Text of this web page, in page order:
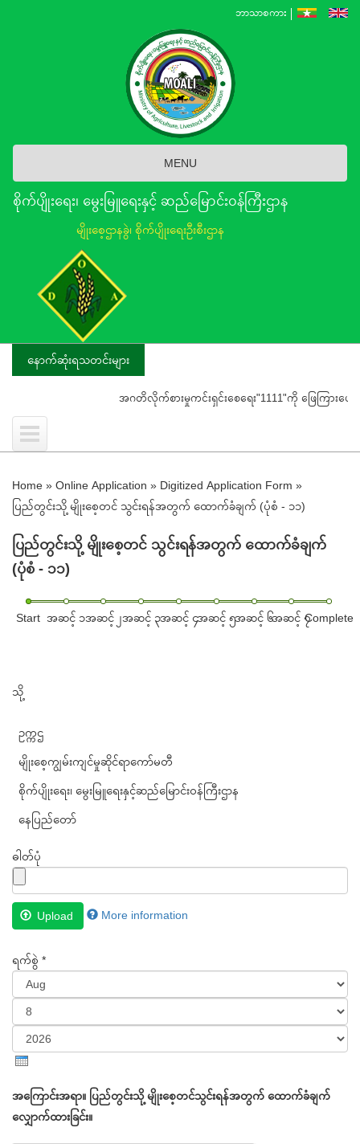
ဘာသာစကား
MENU
စိုက်ပျိုးရေး၊ မွေးမြူရေးနှင့် ဆည်မြောင်း၀န်ကြီးဌာန
မျိုးစေ့ဌာနခွဲ၊ စိုက်ပျိုးရေးဦးစီးဌာန
နောက်ဆုံးရသတင်းများ
အဂတိလိုက်စားမှုကင်းရှင်းစေရေး"1111"ကို ဖြေကြားပေးရန် ပ
Home » Online Application » Digitized Application Form »
ပြည်တွင်းသို့ မျိုးစေ့တင် သွင်းရန်အတွက် ထောက်ခံချက် (ပုံစံ - ၁၁)
ပြည်တွင်းသို့ မျိုးစေ့တင် သွင်းရန်အတွက် ထောက်ခံချက်
(ပုံစံ - ၁၁)
Start အဆင့် ၁အဆင့် ၂အဆင့် ၃အဆင့် ၄အဆင့် ၅အဆင့် ၆အဆင့် ၇Complete
သို့
ဥက္ကဌ
မျိုးစေ့ကျွမ်းကျင်မှုဆိုင်ရာကော်မတီ
စိုက်ပျိုးရေး၊ မွေးမြူရေးနှင့်ဆည်မြောင်းဝန်ကြီးဌာန
နေပြည်တော်
ဓါတ်ပုံ
Upload More information
less
MB.
Allowed
types:
ရက်စွဲ *
Month
Day
Year
အကြောင်းအရာ။ ပြည်တွင်းသို့ မျိုးစေ့တင်သွင်းရန်အတွက် ထောက်ခံချက်
လျှောက်ထားခြင်း။